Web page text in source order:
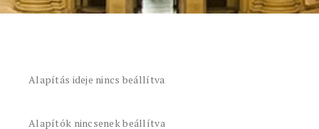
Alapítás ideje nincs beállítva
Alapítók nincsenek beállítva